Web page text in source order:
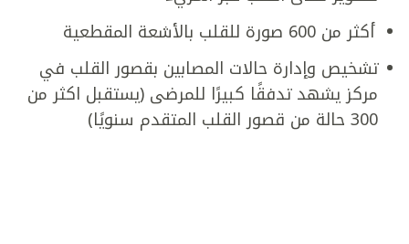
أكثر من 600 صورة للقلب بالأشعة المقطعية
تشخيص وإدارة حالات المصابين بقصور القلب في
مركز يشهد تدفقًا كبيرًا للمرضى (يستقبل اكثر من
300 حالة من قصور القلب المتقدم سنويًا)